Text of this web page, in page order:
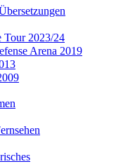
2023/24
Arena 2019